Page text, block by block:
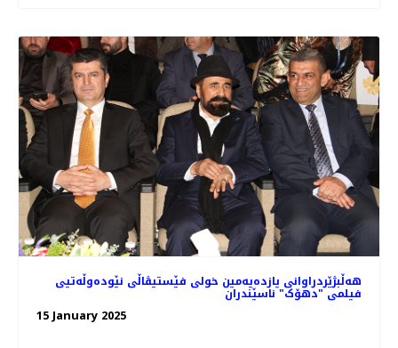
هه‌ڵبژێردراوانی یازده‌یه‌مین خولی فێستیڤاڵی نێودەوڵەتیی
فیلمی "دهۆک" ناسێندران
15 January 2025